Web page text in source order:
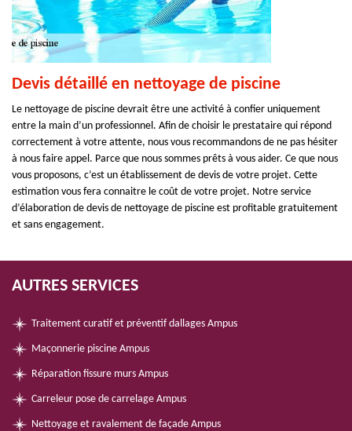
Devis détaillé en nettoyage de piscine
Le nettoyage de piscine devrait être une activité à confier uniquement
entre la main d’un professionnel. Afin de choisir le prestataire qui répond
correctement à votre attente, nous vous recommandons de ne pas hésiter
à nous faire appel. Parce que nous sommes prêts à vous aider. Ce que nous
vous proposons, c’est un établissement de devis de votre projet. Cette
estimation vous fera connaitre le coût de votre projet. Notre service
d’élaboration de devis de nettoyage de piscine est profitable gratuitement
et sans engagement.
AUTRES SERVICES
Traitement curatif et préventif dallages Ampus
Maçonnerie piscine Ampus
Réparation fissure murs Ampus
Carreleur pose de carrelage Ampus
Nettoyage et ravalement de façade Ampus